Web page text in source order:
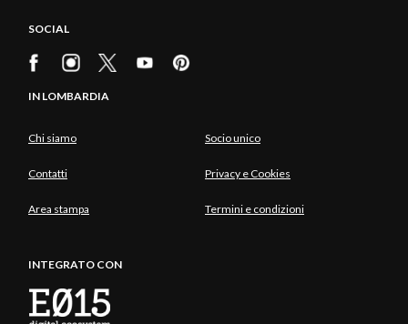
SOCIAL
IN LOMBARDIA
Chi siamo Socio unico
Contatti Privacy e Cookies
Area stampa Termini e condizioni
INTEGRATO CON